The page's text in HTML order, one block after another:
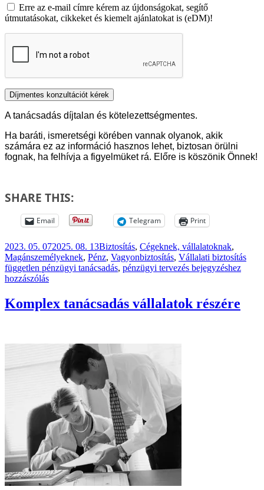
Erre az e-mail címre kérem az újdonságokat, segítő
útmutatásokat, cikkeket és kiemelt ajánlatokat is (eDM)!
A tanácsadás díjtalan és kötelezettségmentes.
Ha baráti, ismeretségi körében vannak olyanok, akik
számára ez az információ hasznos lehet, biztosan örülni
fognak, ha felhívja a figyelmüket rá. Előre is köszönik Önnek!
SHARE THIS:
Email Telegram Print
Közzétéve
2023. 05. 072025. 08. 13Kategória
Biztosítás, Cégeknek, vállalatoknak,
Magánszemélyeknek, Pénz, Vagyonbiztosítás, Vállalati biztosítás
független pénzügyi tanácsadás, pénzügyi tervezésMikor
bejegyzéshez
hozzászólás
Komplex tanácsadás vállalatok részére